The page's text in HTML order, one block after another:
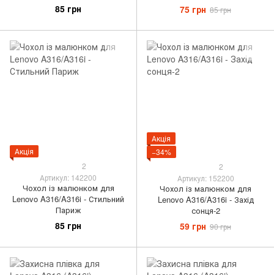
85 грн 75 грн 85 грн
Акція
2
Артикул: 142200
Чохол із малюнком для
Lenovo A316/A316i - Стильний
Париж
85 грн
Акція
−34%
2
Артикул: 152200
Чохол із малюнком для
Lenovo A316/A316i - Захід
сонця-2
59 грн 90 грн